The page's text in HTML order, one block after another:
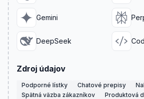
Gemini
DeepSeek
Zdroj údajov
Podporné lístky Chatové prepisy
Spätná väzba zákazníkov
Produktová